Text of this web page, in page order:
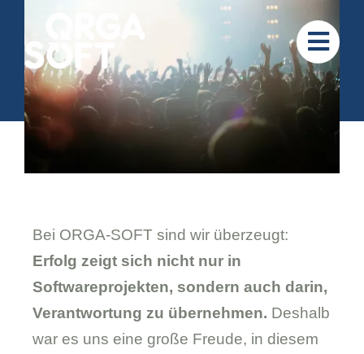
springen
Bei ORGA-SOFT sind wir überzeugt:
Erfolg zeigt sich nicht nur in
Softwareprojekten, sondern auch darin,
Verantwortung zu übernehmen. Deshalb
war es uns eine große Freude, in diesem